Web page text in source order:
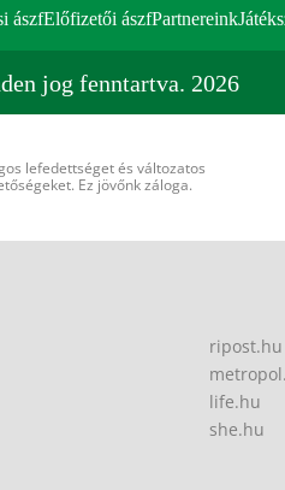
ászfElőfizetői ászfPartnereink
jog fenntartva. 2026
lefedettséget és változatos
Ez jövőnk záloga.
ripost.hu
life.hu
she.hu